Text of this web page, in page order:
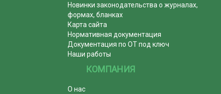
Новинки законодательства о журналах,
формах, бланках
Карта сайта
Нормативная документация
Документация по ОТ под ключ
Наши работы
КОМПАНИЯ
О нас